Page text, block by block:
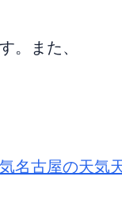
。また、
名古屋の天気